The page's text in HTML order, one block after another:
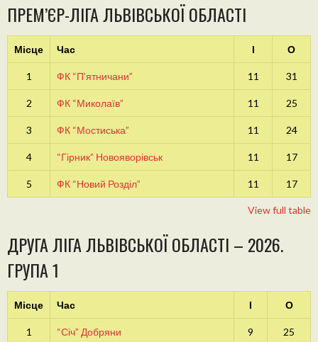
ПРЕМ’ЄР-ЛІГА ЛЬВІВСЬКОЇ ОБЛАСТІ
Місце Час І О
1 ФК “П’ятничани” 11 31
2 ФК “Миколаїв” 11 25
3 ФК “Мостиська” 11 24
4 “Гірник” Новояворівськ 11 17
5 ФК “Новий Розділ” 11 17
View full table
ДРУГА ЛІГА ЛЬВІВСЬКОЇ ОБЛАСТІ – 2026.
ГРУПА 1
Місце Час І О
1 “Січ” Добряни 9 25